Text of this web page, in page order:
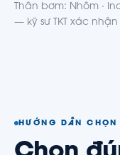
Thân bơm: Nhôm ·
— kỹ sư TKT xác
HƯỚNG DẪN CHỌN